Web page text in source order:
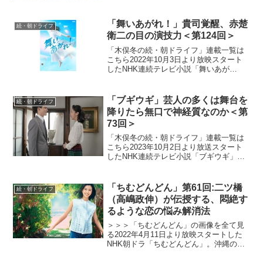
いた...
続・朝ドライフ
「舞いあがれ！」貴司覚醒、赤楚
衛二の目の演技力＜第124回＞
「木俣冬の続・朝ドライフ」連載一覧は
こちら2022年10月3日より放映スタート
したNHK連続テレビ小説「舞いあが
かな長崎・五島列島で人との絆を育みな
がら、空を飛ぶ夢に向...
続・朝ドライフ
「ブギウギ」芸人の多くは舞台を
降りたら無口で神経質なのか＜第
73回＞
「木俣冬の続・朝ドライフ」連載一覧は
こちら2023年10月2日より放送スタート
したNHK連続テレビ小説「ブギウギ」。
をモデルにオリジナルストーリーで描く
本作。歌って踊る...
続・朝ドライフ
「ちむどんどん」第61回:二ツ橋
（高嶋政伸）が伝授する、悶絶す
るような恋の悩み解消法
＞＞＞「ちむどんどん」の画像を全て見
る2022年4月11日より放映スタートした
NHK朝ドラ「ちむどんどん」。沖縄の本